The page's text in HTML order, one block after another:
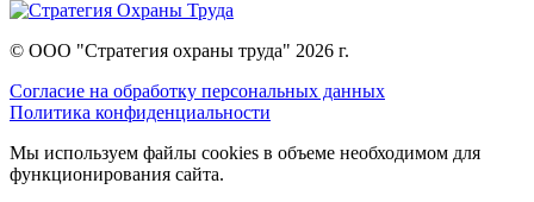
© ООО "Стратегия охраны труда" 2026 г.
Согласие на обработку персональных данных
Политика конфиденциальности
Мы используем файлы cookies в объеме необходимом для
функционирования сайта.